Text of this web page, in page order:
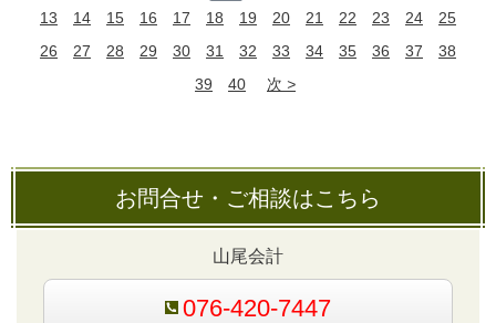
13
14 15 16 17 18 19 20 21 22 23 24
25
26
27 28 29 30 31 32 33 34 35 36 37
38
39
40 次
お問合せ・ご相談はこちら
山尾会計
076-420-7447